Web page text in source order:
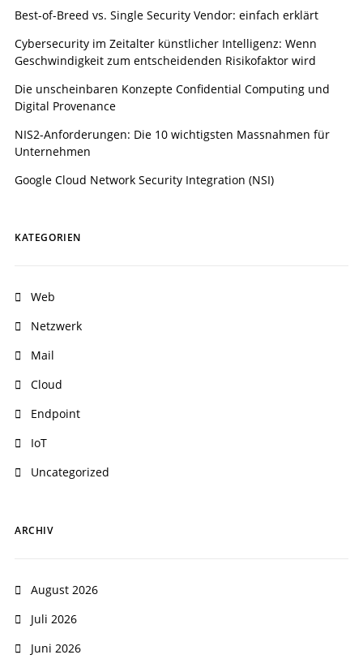
Best-of-Breed vs. Single Security Vendor: einfach erklärt
Cybersecurity im Zeitalter künstlicher Intelligenz: Wenn
Geschwindigkeit zum entscheidenden Risikofaktor wird
Die unscheinbaren Konzepte Confidential Computing und
Digital Provenance
NIS2-Anforderungen: Die 10 wichtigsten Massnahmen für
Unternehmen
Google Cloud Network Security Integration (NSI)
KATEGORIEN
Web
Netzwerk
Mail
Cloud
Endpoint
IoT
Uncategorized
ARCHIV
August 2026
Juli 2026
Juni 2026